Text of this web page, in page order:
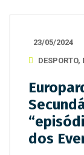
23/05/2024
DESPORTO,
dos